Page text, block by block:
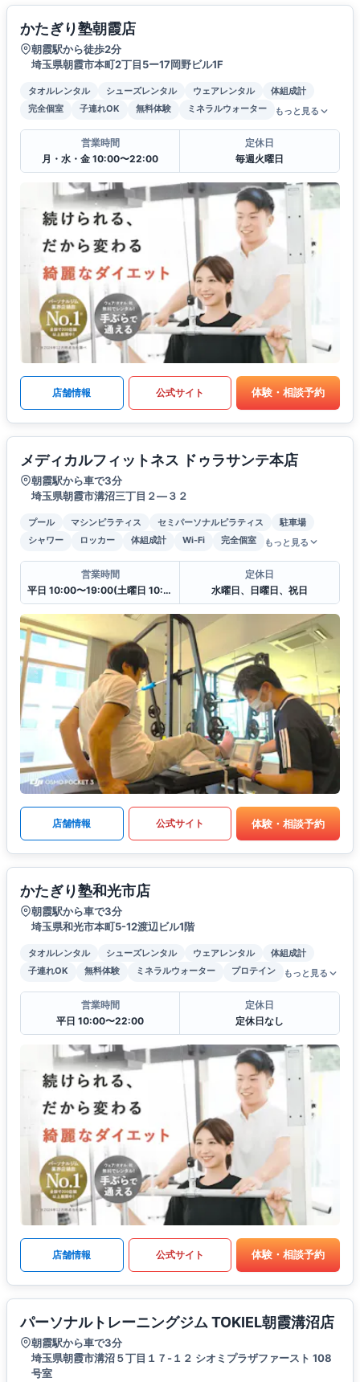
かたぎり塾朝霞店
朝霞駅から徒歩2分
埼玉県朝霞市本町2丁目5ー17岡野ビル1F
タオルレンタル シューズレンタル ウェアレンタル
体組成計
完全個室
子連れOK 無料体験 ミネラルウォーター もっと見る
営業時間
月・水・金 10:00〜22:00
定休日
毎週火曜日
店舗情報 公式サイト 体験・相談予約
メディカルフィットネス ドゥラサンテ本店
朝霞駅から車で3分
埼玉県朝霞市溝沼三丁目２―３２
プール マシンピラティス セミパーソナルピラティス
駐車場
シャワー
ロッカー 体組成計 Wi-Fi 完全個室 もっと見る
営業時間
平日 10:00〜19:00(土曜日 10:00〜17:00)
定休日
水曜日、日曜日、祝日
店舗情報 公式サイト 体験・相談予約
かたぎり塾和光市店
朝霞駅から車で3分
埼玉県和光市本町5-12渡辺ビル1階
タオルレンタル シューズレンタル ウェアレンタル
体組成計
子連れOK
無料体験 ミネラルウォーター プロテイン もっと見る
営業時間
平日 10:00〜22:00
定休日
定休日なし
店舗情報 公式サイト 体験・相談予約
パーソナルトレーニングジム TOKIEL朝霞溝沼店
朝霞駅から車で3分
埼玉県朝霞市溝沼５丁目１７-１２ シオミプラザファースト 108
号室